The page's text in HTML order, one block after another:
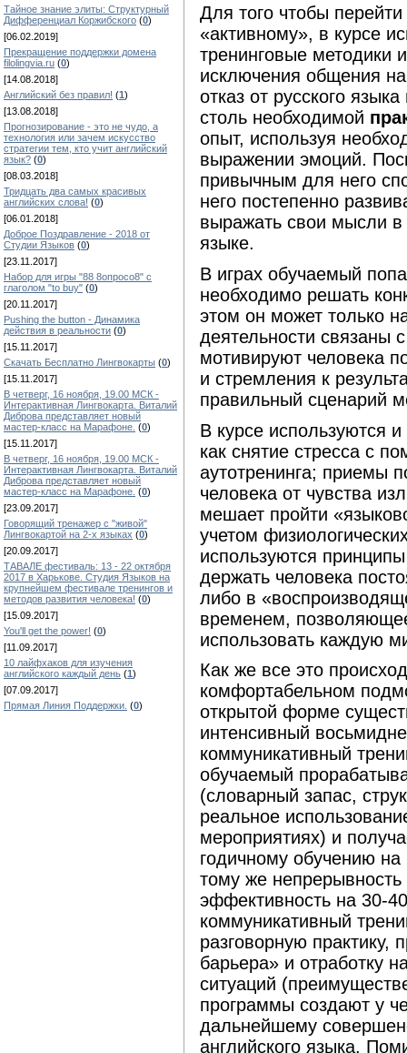
Тайное знание элиты: Структурный
Дифференциал Коржибского (0)
[06.02.2019]
Прекращение поддержки домена
filolingvia.ru (0)
[14.08.2018]
Английский без правил! (1)
[13.08.2018]
Прогнозирование - это не чудо, а
технология или зачем искусство
стратегии тем, кто учит английский
язык? (0)
[08.03.2018]
Тридцать два самых красивых
английских слова! (0)
[06.01.2018]
Доброе Поздравление - 2018 от
Студии Языков (0)
[23.11.2017]
Набор для игры "88 8опросо8" с
глаголом "to buy" (0)
[20.11.2017]
Pushing the button - Динамика
действия в реальности (0)
[15.11.2017]
Скачать Бесплатно Лингвокарты (0)
[15.11.2017]
В четверг, 16 ноября, 19.00 МСК -
Интерактивная Лингвокарта. Виталий
Диброва представляет новый
мастер-класс на Марафоне. (0)
[15.11.2017]
В четверг, 16 ноября, 19.00 МСК -
Интерактивная Лингвокарта. Виталий
Диброва представляет новый
мастер-класс на Марафоне. (0)
[23.09.2017]
Говорящий тренажер с "живой"
Лингвокартой на 2-х языках (0)
[20.09.2017]
ТАВАЛЕ фестиваль: 13 - 22 октября
2017 в Харькове. Студия Языков на
крупнейшем фестивале тренингов и
методов развития человека! (0)
[15.09.2017]
You'll get the power! (0)
[11.09.2017]
10 лайфхаков для изучения
английского каждый день (1)
[07.09.2017]
Прямая Линия Поддержки. (0)
Для того чтобы
«активному», в курсе
тренинговые методики
исключения общения
отказ от русского
столь необходимой
опыт, используя
выражении эмоций.
привычным для него
него постепенно
выражать свои мысли
языке.
В играх обучаемый
необходимо решать
этом он может только
деятельности связаны
мотивируют человека
и стремления к
правильный сценарий
В курсе используются
как снятие стресса с
аутотренинга; приемы
человека от чувства
мешает пройти
учетом
используются
держать человека
либо в
временем,
использовать каждую
Как же все это
комфортабельном
открытой форме
интенсивный
коммуникативный
обучаемый
(словарный запас,
реальное
мероприятиях) и
годичному обучению на
тому же непрерывность
эффективность на 30-
коммуникативный
разговорную практику,
барьера» и отработку
ситуаций
программы создают у
дальнейшему
английского языка.